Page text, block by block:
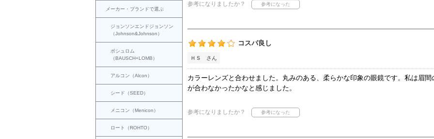
メーカー・ブランドで選ぶ
ジョンソンエンドジョンソン
（Johnson&Johnson）
ボシュロム
（BAUSCH+LOMB）
アルコン（Alcon）
シード（SEED）
メニコン（Menicon）
ロート（ROHTO）
参考になりましたか？
コスパ良し
ＨＳ さん
カラーレンズと合わせました。丸みのある、柔らかな印象の眼鏡です。私は眉
が合わなかったかなと感じました。
参考になりましたか？